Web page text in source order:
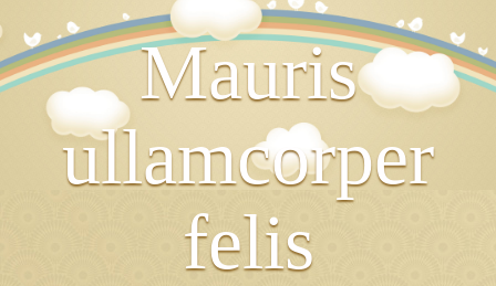
Mauris
ullamcorper
felis